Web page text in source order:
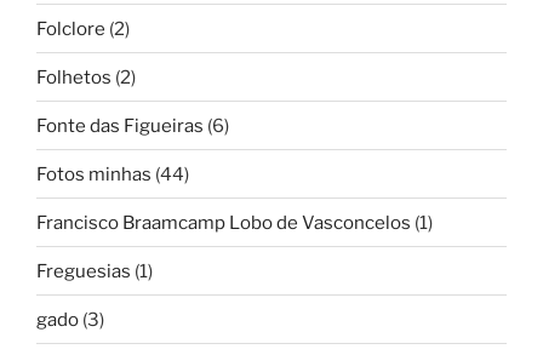
Folclore (2)
Folhetos (2)
Fonte das Figueiras (6)
Fotos minhas (44)
Francisco Braamcamp Lobo de Vasconcelos (1)
Freguesias (1)
gado (3)